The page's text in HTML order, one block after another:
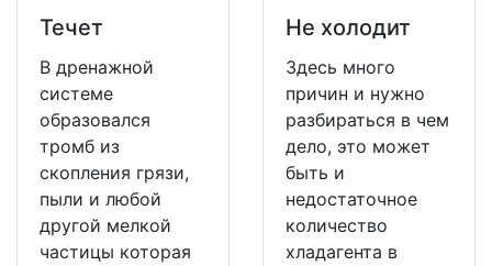
Течет
В дренажной
системе
образовался
тромб из
скопления грязи,
пыли и любой
другой мелкой
частицы которая
Не холодит
Здесь много
причин и нужно
разбираться в чем
дело, это может
быть и
недостаточное
количество
хладагента в